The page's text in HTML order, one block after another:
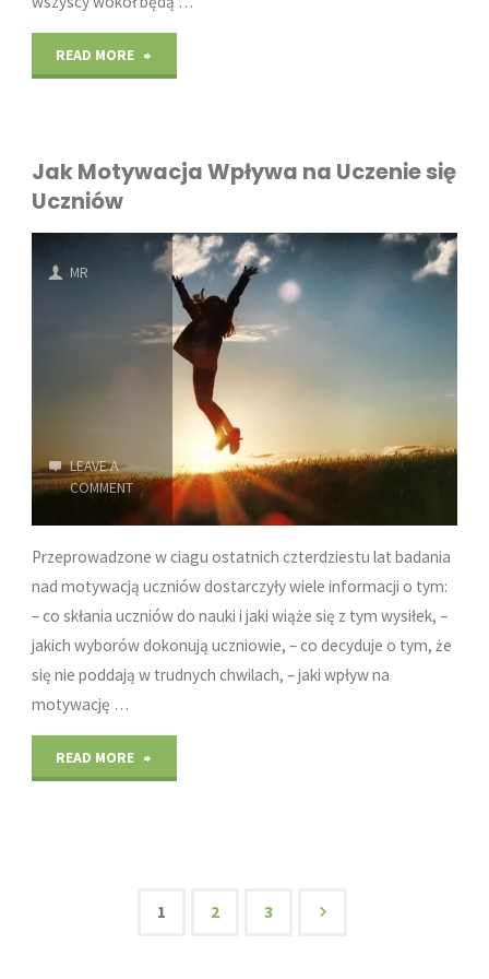
READ MORE "Dlaczego
zdrowiu
emocjonalnemu"
Jak Motywacja Wpływa na Uczenie się
Uczniów
MR
LEAVE A
COMMENT
Przeprowadzone w ciagu ostatnich czterdziestu lat badania
nad motywacją uczniów dostarczyły wiele informacji o tym:
– co skłania uczniów do nauki i jaki wiąże się z tym wysiłek, –
jakich wyborów dokonują uczniowie, – co decyduje o tym, że
się nie poddają w trudnych chwilach, – jaki wpływ na
motywację …
READ MORE "Jak
1 2 3